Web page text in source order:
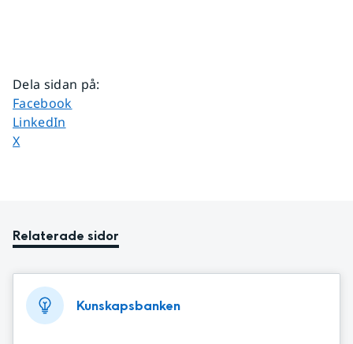
Dela sidan på:
Dela sidan på
Facebook
Dela sidan på
LinkedIn
Dela sidan på
X
Relaterade sidor
Kunskapsbanken